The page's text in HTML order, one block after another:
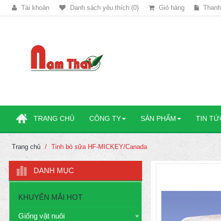
Tài khoản Danh sách yêu thích (0) Giỏ hàng
TRANG CHỦ CÔNG TY SẢN PHẨM TIN
Trang chủ Tinh bò sữa HF-MICKEY/Canada
DANH MỤC
KHUYẾN MÃI HOT
Giống vật nuôi